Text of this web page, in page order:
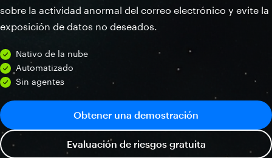
sobre la actividad anormal del correo electrónico y evite la
exposición de datos no deseados.
Nativo de la nube
Automatizado
Sin agentes
Obtener una demostración
Evaluación de riesgos gratuita